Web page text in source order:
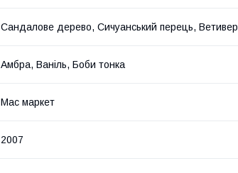
Сандалове дерево, Сичуанський перець, Ветивер
Амбра, Ваніль, Боби тонка
Мас маркет
2007